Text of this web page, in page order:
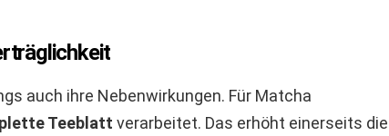
auch ihre Nebenwirkungen. Für Matcha
Teeblatt verarbeitet. Das erhöht einerseits die